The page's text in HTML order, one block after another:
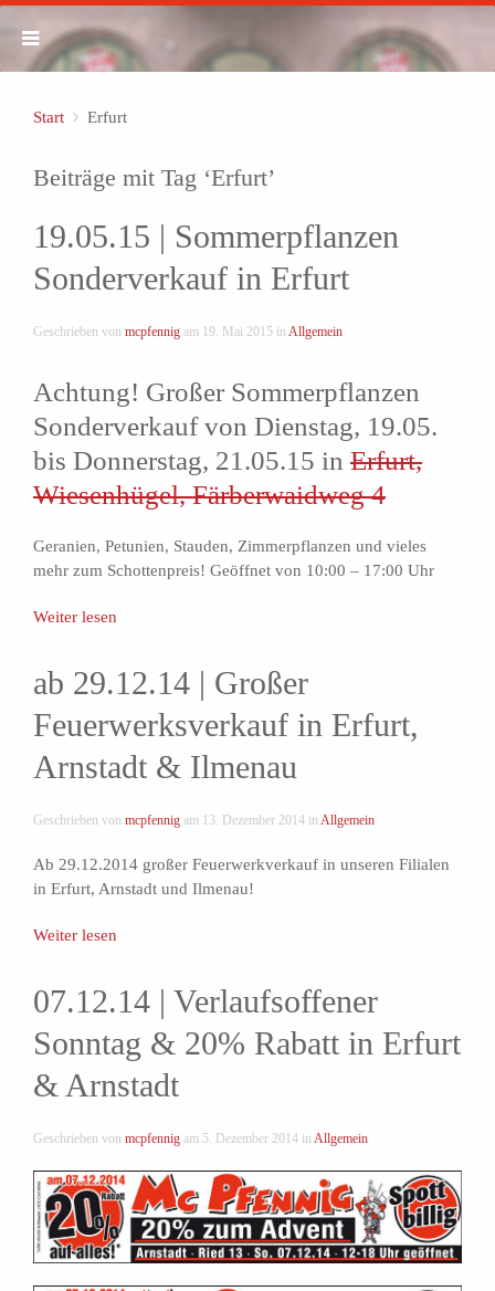
Start Erfurt
Beiträge mit Tag ‘Erfurt’
19.05.15 | Sommerpflanzen
Sonderverkauf in Erfurt
Geschrieben von mcpfennig am 19. Mai 2015 in Allgemein
Achtung! Großer Sommerpflanzen
Sonderverkauf von Dienstag, 19.05.
bis Donnerstag, 21.05.15 in Erfurt,
Wiesenhügel, Färberwaidweg 4
Geranien, Petunien, Stauden, Zimmerpflanzen und vieles
mehr zum Schottenpreis! Geöffnet von 10:00 – 17:00 Uhr
Weiter lesen
ab 29.12.14 | Großer
Feuerwerksverkauf in Erfurt,
Arnstadt & Ilmenau
Geschrieben von mcpfennig am 13. Dezember 2014 in Allgemein
Ab 29.12.2014 großer Feuerwerkverkauf in unseren Filialen
in Erfurt, Arnstadt und Ilmenau!
Weiter lesen
07.12.14 | Verlaufsoffener
Sonntag & 20% Rabatt in Erfurt
& Arnstadt
Geschrieben von mcpfennig am 5. Dezember 2014 in Allgemein